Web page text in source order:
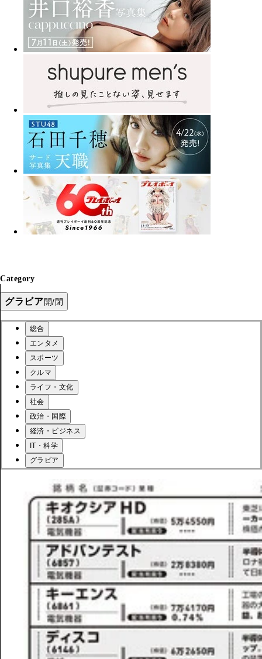
Category
グラビア開/閉
総合
エンタメ
スポーツ
クルマ
ライフ・文化
社会
政治・国際
経済・ビジネス
IT・科学
グラビア